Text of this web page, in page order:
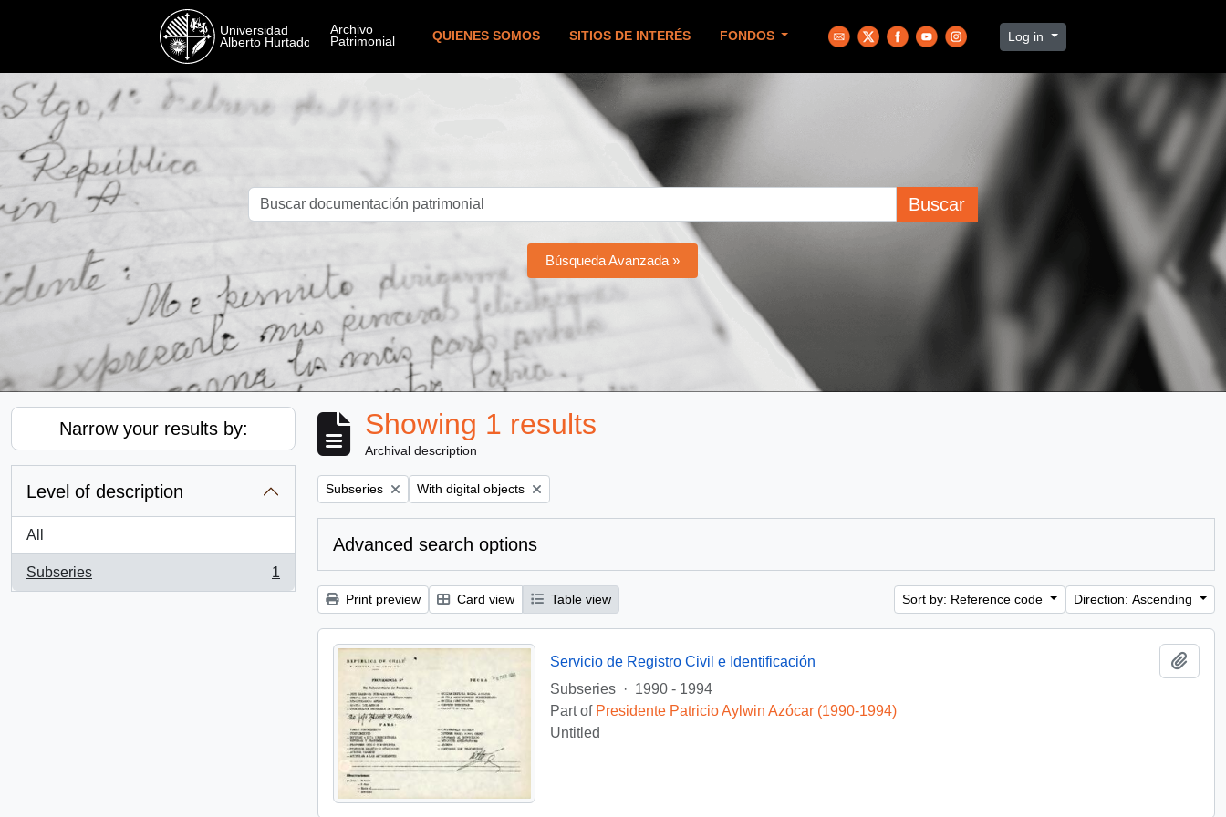
QUIENES SOMOS SITIOS DE INTERÉS FONDOS Log in
Buscar
Búsqueda Avanzada »
Narrow your results by:
Level of description
All
Subseries
, 1 results
1
Showing 1 results
Archival description
Remove filter:
Subseries Remove filter:
With digital objects
Advanced search options
Print preview Card view Table view Sort by: Reference code Direction: Ascending
Servicio de Registro Civil e Identificación
Subseries
· 1990 - 1994
Part of Presidente Patricio Aylwin Azócar (1990-1994)
Untitled